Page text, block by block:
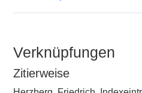
Verknüpfungen
Zitierweise